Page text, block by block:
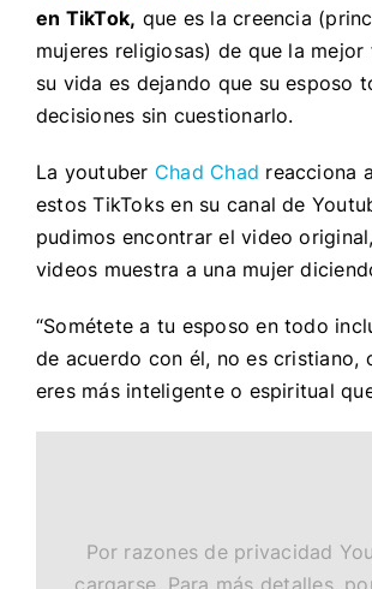
en TikTok, que es la creencia
mujeres religiosas) de que la
su vida es dejando que su esposo
decisiones sin cuestionarlo.
La youtuber Chad Chad reacciona
estos TikToks en su canal de
pudimos encontrar el video
videos muestra a una mujer
“Sométete a tu esposo en todo
de acuerdo con él, no es cristiano,
eres más inteligente o espiritual
Por razones de privacidad